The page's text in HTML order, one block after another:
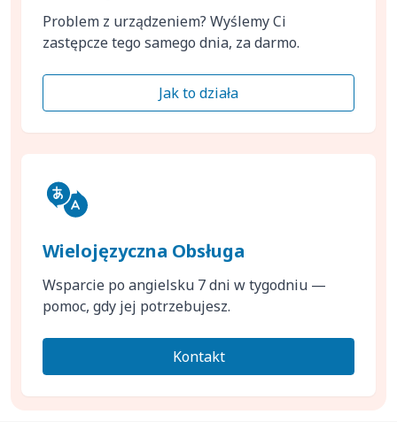
Problem z urządzeniem? Wyślemy Ci
zastępcze tego samego dnia, za darmo.
Jak to działa
Wielojęzyczna Obsługa
Wsparcie po angielsku 7 dni w tygodniu —
pomoc, gdy jej potrzebujesz.
Kontakt